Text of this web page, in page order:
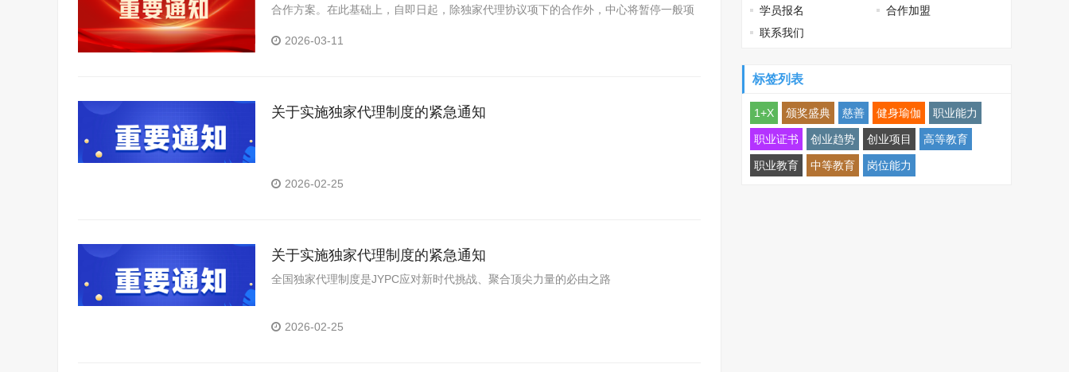
合作方案。在此基础上，自即日起，除独家代理协议项下的合作外，中心将暂停一般项
2026-03-11
关于实施独家代理制度的紧急通知
2026-02-25
关于实施独家代理制度的紧急通知
全国独家代理制度是JYPC应对新时代挑战、聚合顶尖力量的必由之路
2026-02-25
学员报名
合作加盟
联系我们
标签列表
1+X 颁奖盛典 慈善 健身瑜伽 职业能力
职业证书 创业趋势 创业项目 高等教育
职业教育 中等教育 岗位能力